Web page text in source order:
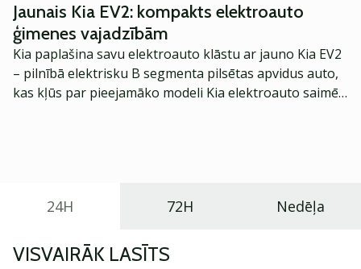
Jaunais Kia EV2: kompakts elektroauto
ģimenes vajadzībām
Kia paplašina savu elektroauto klāstu ar jauno Kia EV2
– pilnībā elektrisku B segmenta pilsētas apvidus auto,
kas kļūs par pieejamāko modeli Kia elektroauto saimē
24H 72H Nedēļa
VISVAIRĀK LASĪTS